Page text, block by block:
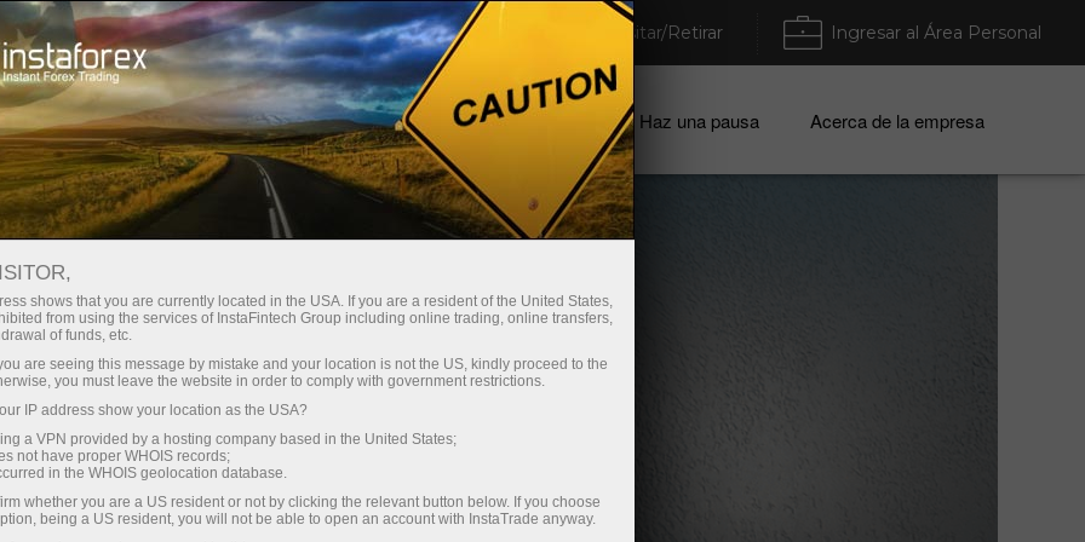
de la cuenta Plataforma comercial Depositar/Retirar Ingresar al Área Personal
Para principiantes Para Socios Servicios de empresa Haz una pausa Acerca de la empresa
shows that you are currently located in the USA. If you are a resident of the United States,
from using the services of InstaFintech Group including online trading, online transfers,
of funds, etc.
are seeing this message by mistake and your location is not the US, kindly proceed to the
you must leave the website in order to comply with government restrictions.
IP address show your location as the USA?
a VPN provided by a hosting company based in the United States;
not have proper WHOIS records;
in the WHOIS geolocation database.
whether you are a US resident or not by clicking the relevant button below. If you choose
being a US resident, you will not be able to open an account with InstaTrade anyway.